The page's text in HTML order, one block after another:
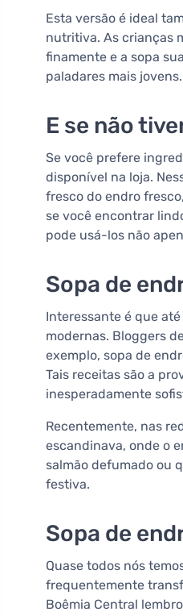
Esta versão é ideal
nutritiva. As crianças
finamente e a sopa
paladares mais jovens.
E se não
Se você prefere
disponível na loja.
fresco do endro
se você encontrar
pode usá-los não
Sopa de
Interessante é que
modernas. Bloggers
exemplo, sopa de
Tais receitas são a
inesperadamente
Recentemente, nas
escandinava, onde o
salmão defumado ou
festiva.
Sopa de
Quase todos nós
frequentemente
Boêmia Central